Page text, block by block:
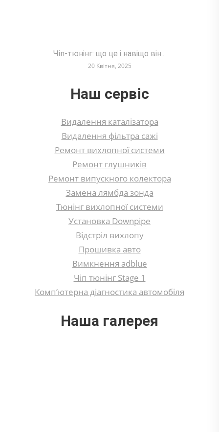
Чіп-тюнінг: що це і навіщо він...
20 Квітня, 2025
Наш сервіс
Видалення каталізатора
Видалення фільтра сажі
Ремонт вихлопної системи
Ремонт глушників
Ремонт випускного колектора
Замена лямбда зонда
Тюнінг вихлопної системи
Установка Downpipe
Відстріл вихлопу
Прошивка авто
Вимкнення adblue
Чіп тюнінг Stage 1
Комп’ютерна діагностика автомобіля
Наша галерея